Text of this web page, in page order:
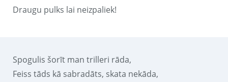
Draugu pulks lai neizpaliek!
Spogulis šorīt man trilleri rāda,
Feiss tāds kā sabradāts, skata nekāda,